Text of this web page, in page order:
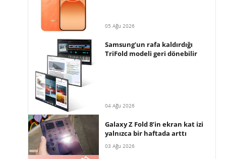
05 Ağu 2026
Samsung’un rafa kaldırdığı
TriFold modeli geri dönebilir
04 Ağu 2026
Galaxy Z Fold 8’in ekran kat izi
yalnızca bir haftada arttı
03 Ağu 2026